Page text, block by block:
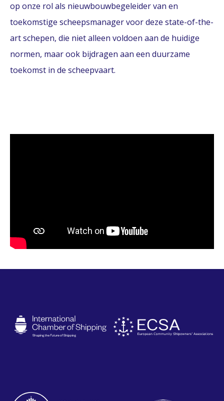
op onze rol als nieuwbouwbegeleider van en
toekomstige scheepsmanager voor deze state-of-the-
art schepen, die niet alleen voldoen aan de huidige
normen, maar ook bijdragen aan een duurzame
toekomst in de scheepvaart.